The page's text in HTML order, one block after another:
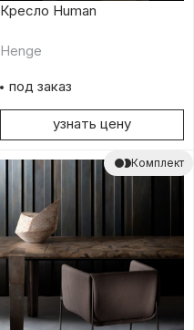
Кресло Human
Henge
под заказ
узнать цену
Комплект